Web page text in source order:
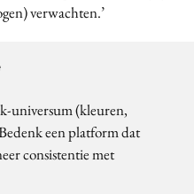
verwachten.’
universum (kleuren,
een platform dat
consistentie met